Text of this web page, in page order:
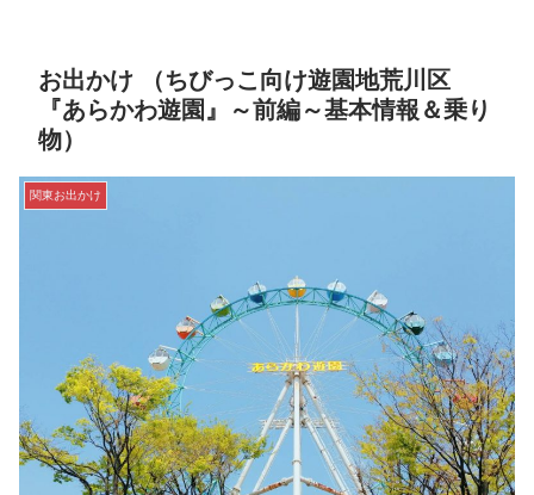
お出かけ （ちびっこ向け遊園地荒川区
『あらかわ遊園』～前編～基本情報＆乗り
物）
関東お出かけ